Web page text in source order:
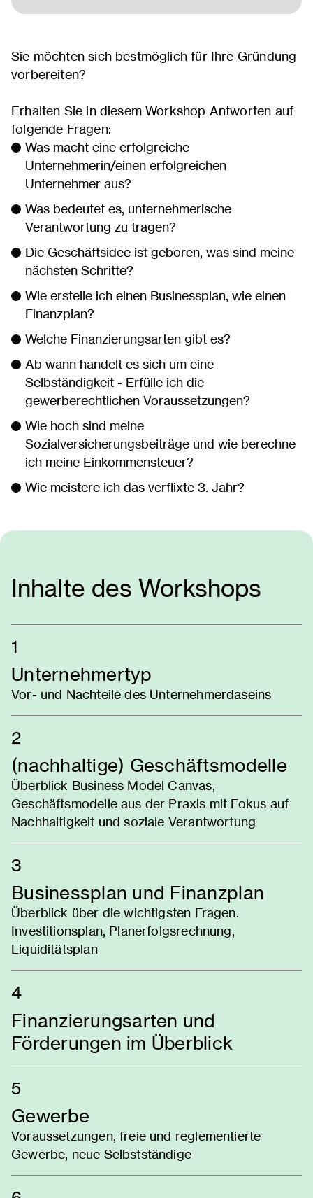
Sie möchten sich bestmöglich für Ihre Gründung
vorbereiten?
Erhalten Sie in diesem Workshop Antworten auf
folgende Fragen:
Was macht eine erfolgreiche
Unternehmerin/einen erfolgreichen
Unternehmer aus?
Was bedeutet es, unternehmerische
Verantwortung zu tragen?
Die Geschäftsidee ist geboren, was sind meine
nächsten Schritte?
Wie erstelle ich einen Businessplan, wie einen
Finanzplan?
Welche Finanzierungsarten gibt es?
Ab wann handelt es sich um eine
Selbständigkeit - Erfülle ich die
gewerberechtlichen Voraussetzungen?
Wie hoch sind meine
Sozialversicherungsbeiträge und wie berechne
ich meine Einkommensteuer?
Wie meistere ich das verflixte 3. Jahr?
Inhalte des Workshops
1
Unternehmertyp
Vor- und Nachteile des Unternehmerdaseins
2
(nachhaltige) Geschäftsmodelle
Überblick Business Model Canvas,
Geschäftsmodelle aus der Praxis mit Fokus auf
Nachhaltigkeit und soziale Verantwortung
3
Businessplan und Finanzplan
Überblick über die wichtigsten Fragen.
Investitionsplan, Planerfolgsrechnung,
Liquiditätsplan
4
Finanzierungsarten und
Förderungen im Überblick
5
Gewerbe
Voraussetzungen, freie und reglementierte
Gewerbe, neue Selbstständige